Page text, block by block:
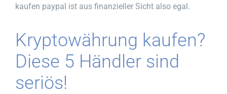
kaufen paypal ist aus finanzieller Sicht also egal.
Kryptowährung kaufen?
Diese 5 Händler sind
seriös!